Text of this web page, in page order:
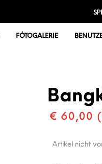
FÓTOGALERIE
€ 60,00
Artikel nicht